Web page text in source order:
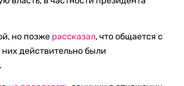
но позже рассказал, что общается с
действительно были